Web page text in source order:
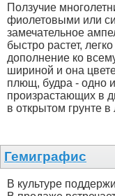
Ползучие
фиолетовыми или
замечательное
быстро растет,
дополнение ко
шириной и она
плющ, будра - одно
произрастающих в
в открытом грунте
Гемиграфис
В культуре